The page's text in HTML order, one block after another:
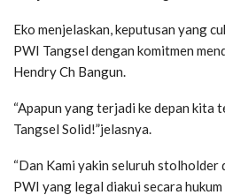
Eko menjelaskan, keputusan yang
PWI Tangsel dengan komitmen
Hendry Ch Bangun.
“Apapun yang terjadi ke depan kita
Tangsel Solid!”jelasnya.
“Dan Kami yakin seluruh stolholder
PWI yang legal diakui secara